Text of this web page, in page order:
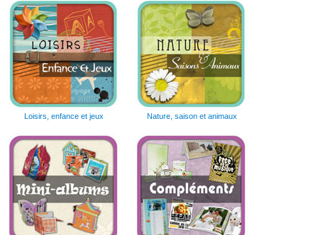
Loisirs, enfance et jeux Nature, saison et animaux